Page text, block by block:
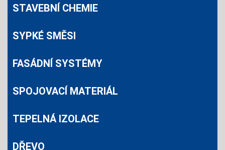
STAVEBNÍ CHEMIE
SYPKÉ SMĚSI
FASÁDNÍ SYSTÉMY
SPOJOVACÍ MATERIÁL
TEPELNÁ IZOLACE
DŘEVO